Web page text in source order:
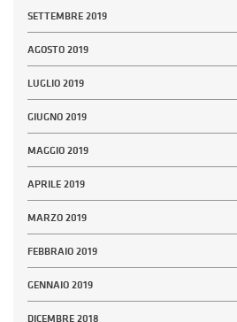
SETTEMBRE 2019
AGOSTO 2019
LUGLIO 2019
GIUGNO 2019
MAGGIO 2019
APRILE 2019
MARZO 2019
FEBBRAIO 2019
GENNAIO 2019
DICEMBRE 2018